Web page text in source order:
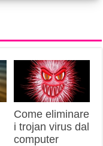
Come eliminare
i trojan virus dal
computer